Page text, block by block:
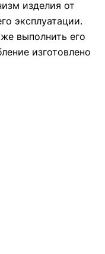
изделия от
эксплуатации.
выполнить его
изготовлено